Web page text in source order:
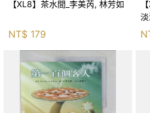
【XL8】茶水間_李美芮, 林芳如
NT$ 179